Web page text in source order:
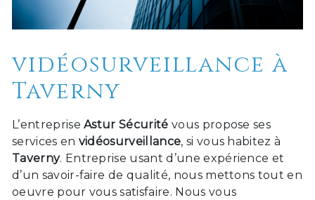
vidéosurveillance à
Taverny
L’entrepriseAstur Sécurité vous propose ses
services en vidéosurveillance, si vous habitez à
Taverny. Entreprise usant d’une expérience et
d’un savoir-faire de qualité, nous mettons tout en
oeuvre pour vous satisfaire. Nous vous